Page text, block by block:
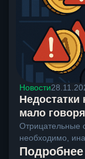
Новости
мало
Отрицательные
необходимо,
Подробнее